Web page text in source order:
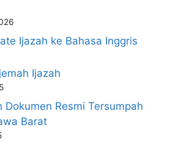
Ijazah ke Bahasa Inggris
Ijazah
Dokumen Resmi Tersumpah
Barat